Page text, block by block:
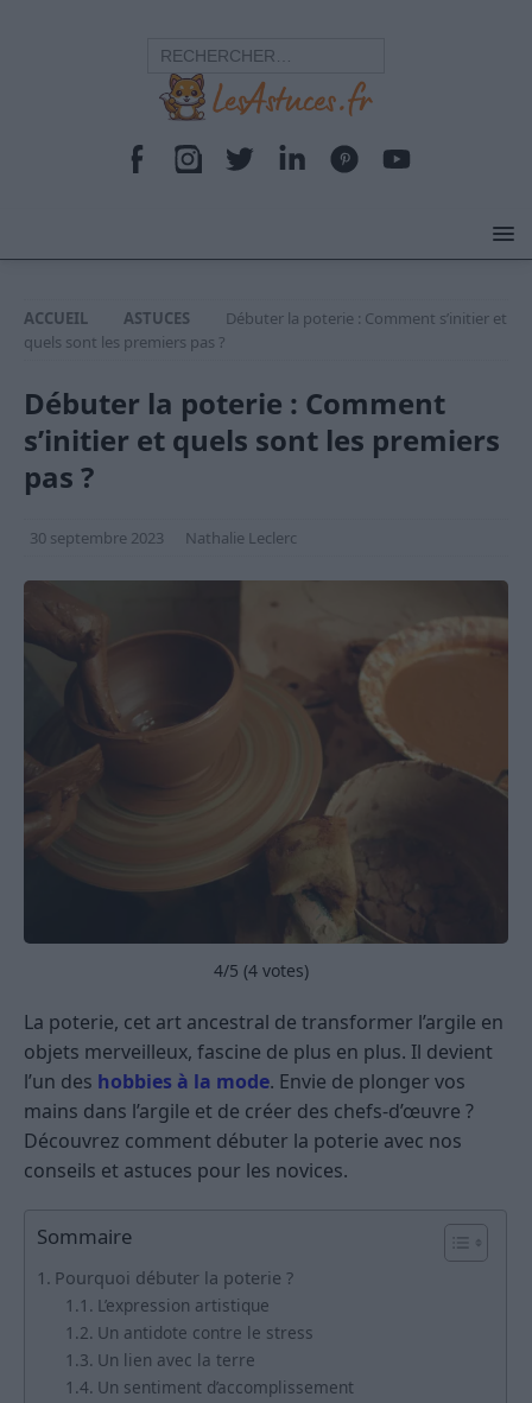
ACCUEIL ASTUCES
Débuter la poterie : Comment s’initier et
quels sont les premiers pas ?
Débuter la poterie : Comment
s’initier et quels sont les premiers
pas ?
30 septembre 2023 Nathalie Leclerc
4/5 (4 votes)
La poterie, cet art ancestral de transformer l’argile en
objets merveilleux, fascine de plus en plus. Il devient
l’un des hobbies à la mode. Envie de plonger vos
mains dans l’argile et de créer des chefs-d’œuvre ?
Découvrez comment débuter la poterie avec nos
conseils et astuces pour les novices.
Sommaire
Pourquoi débuter la poterie ?
L’expression artistique
Un antidote contre le stress
Un lien avec la terre
Un sentiment d’accomplissement